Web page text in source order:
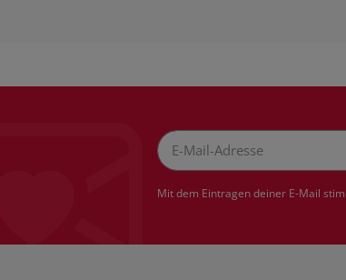
Mit dem Eintragen deiner E-Mail